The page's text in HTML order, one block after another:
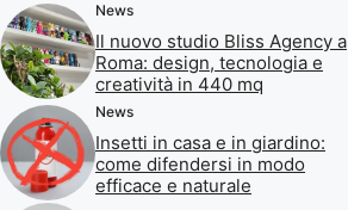
News
Il nuovo studio Bliss Agency a
Roma: design, tecnologia e
creatività in 440 mq
News
Insetti in casa e in giardino:
come difendersi in modo
efficace e naturale